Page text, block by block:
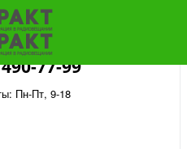
77-99
Пн-Пт, 9-18